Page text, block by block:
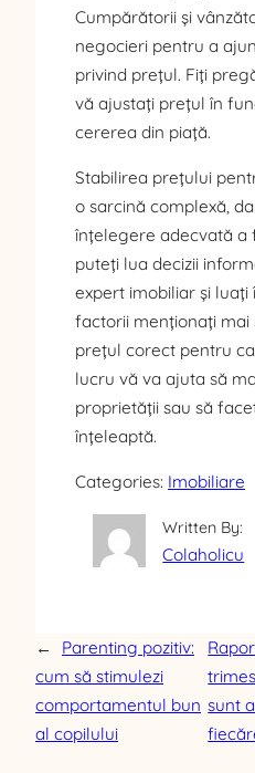
Cumpărătorii și
negocieri pentru a
privind prețul. Fiți
vă ajustați prețul în
cererea din piață.
Stabilirea prețului
o sarcină complexă,
înțelegere adecvată a
puteți lua decizii
expert imobiliar și
factorii menționați mai
prețul corect pentru
lucru vă va ajuta să
proprietății sau să
înțeleaptă.
Categories: Imobiliare
Written By:
Colaholicu
←
Parenting pozitiv:
cum să stimulezi
comportamentul bun
al copilului
sunt